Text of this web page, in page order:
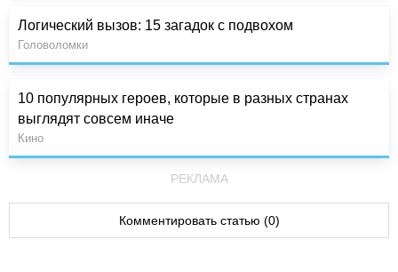
Логический вызов: 15 загадок с подвохом
Головоломки
10 популярных героев, которые в разных странах
выглядят совсем иначе
Кино
РЕКЛАМА
Комментировать статью (0)